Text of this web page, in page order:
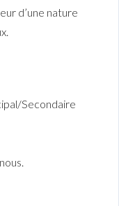
d’une nature
Secondaire